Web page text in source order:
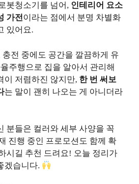
봇청소기를 넘어, 인테리어 요소
가전이라는 점에서 분명 차별화
있어요.
전 중에도 공간을 깔끔하게 유
주행으로 집을 알아서 관리해
이 저렴하진 않지만, 한 번 써보
는 말이 괜히 나오는 게 아니더라
분들은 컬러와 세부 사양을 꼭
진행 중인 프로모션도 함께 확
시길 추천 드려요! 오늘 정리가
겠습니다.